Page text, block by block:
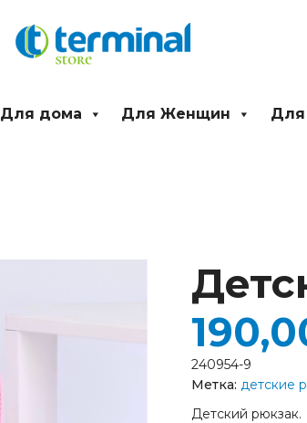
Для дома Для Женщин
Детский рюкзак.
Детский
рюкзак.
240954-9
Метка: детские